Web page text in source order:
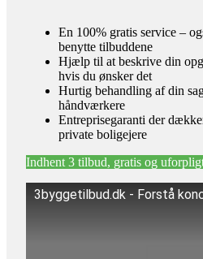
En 100% gratis service –
benytte tilbuddene
Hjælp til at beskrive din
hvis du ønsker det
Hurtig behandling af din
håndværkere
Entreprisegaranti der
private boligejere
Indhent 3 tilbud, gratis og
3byggetilbud.dk - Forstå